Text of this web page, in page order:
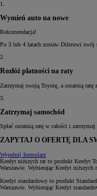
1.
Wymień auto na nowe
Rekomendacja!
Po 3 lub 4 latach zostaw Dilerowi swój
2.
Rozłóż płatności na raty
Zatrzymaj swoją Toyotę, a ostatnią ratę
3.
Zatrzymaj samochód
Spłać ostatnią ratę w całości i
ZAPYTAJ O OFERTĘ DLA
Wypełnij formularz
Kredyt niższych rat to produkt Kredyt
Warszawie. Wybierając Kredyt niższych
Kredyt standardowy to produkt
Warszawie. Wybierając Kredyt